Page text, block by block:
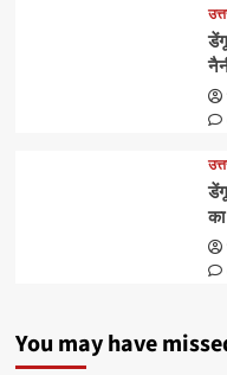
का
You may have